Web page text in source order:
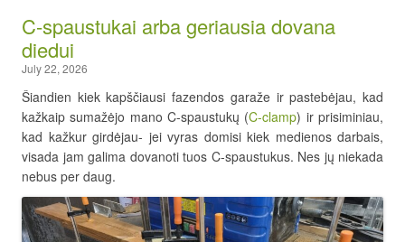
C-spaustukai arba geriausia dovana
diedui
July 22, 2026
Šiandien kiek kapščiausi fazendos garaže ir pastebėjau, kad
kažkaip sumažėjo mano C-spaustukų (C-clamp) ir prisiminiau,
kad kažkur girdėjau- jei vyras domisi kiek medienos darbais,
visada jam galima dovanoti tuos C-spaustukus. Nes jų niekada
nebus per daug.